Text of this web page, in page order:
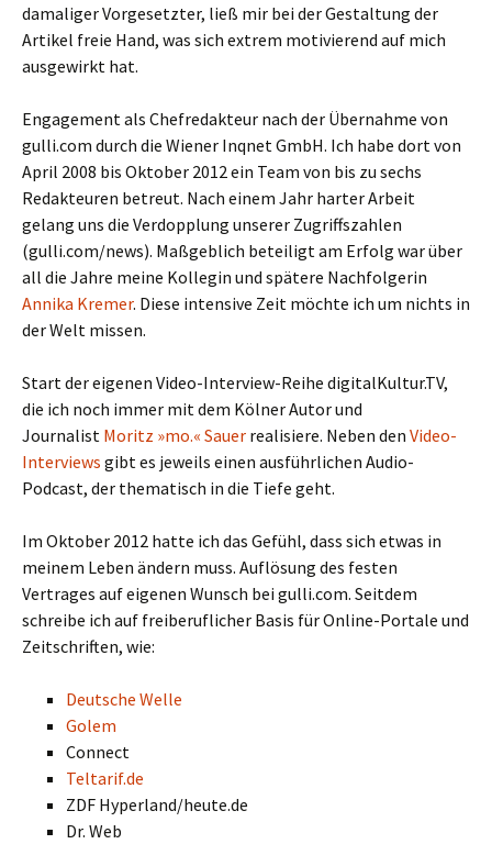
damaliger Vorgesetzter, ließ mir bei der Gestaltung der
Artikel freie Hand, was sich extrem motivierend auf mich
ausgewirkt hat.
Engagement als Chefredakteur nach der Übernahme von
gulli.com durch die Wiener Inqnet GmbH. Ich habe dort von
April 2008 bis Oktober 2012 ein Team von bis zu sechs
Redakteuren betreut. Nach einem Jahr harter Arbeit
gelang uns die Verdopplung unserer Zugriffszahlen
(gulli.com/news). Maßgeblich beteiligt am Erfolg war über
all die Jahre meine Kollegin und spätere Nachfolgerin
Annika Kremer. Diese intensive Zeit möchte ich um nichts in
der Welt missen.
Start der eigenen Video-Interview-Reihe digitalKultur.TV,
die ich noch immer mit dem Kölner Autor und
Journalist Moritz »mo.« Sauer realisiere. Neben den Video-
Interviews gibt es jeweils einen ausführlichen Audio-
Podcast, der thematisch in die Tiefe geht.
Im Oktober 2012 hatte ich das Gefühl, dass sich etwas in
meinem Leben ändern muss. Auflösung des festen
Vertrages auf eigenen Wunsch bei gulli.com. Seitdem
schreibe ich auf freiberuflicher Basis für Online-Portale und
Zeitschriften, wie:
Deutsche Welle
Golem
Connect
Teltarif.de
ZDF Hyperland/heute.de
Dr. Web